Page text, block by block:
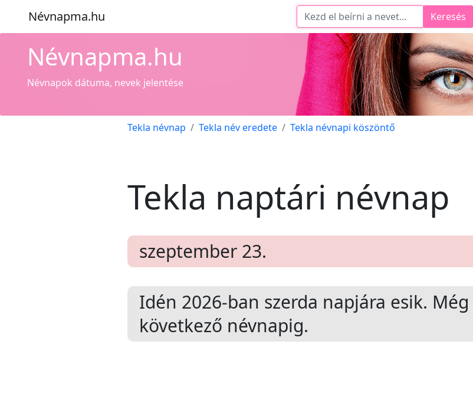
Névnapma.hu Keresés
Névnapma.hu
Névnapok dátuma, nevek jelentése
Tekla névnap Tekla név eredete Tekla névnapi köszöntő
Tekla naptári névnap
szeptember 23.
Idén 2026-ban szerda napjára esik. Még
következő névnapig.